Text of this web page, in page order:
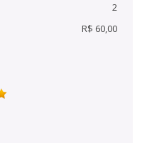
2
R$ 60,00